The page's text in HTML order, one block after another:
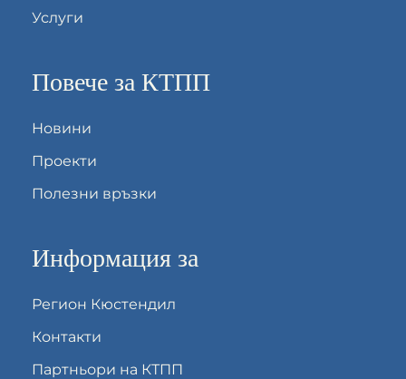
Услуги
Повече за КТПП
Новини
Проекти
Полезни връзки
Информация за
Регион Кюстендил
Контакти
Партньори на КТПП